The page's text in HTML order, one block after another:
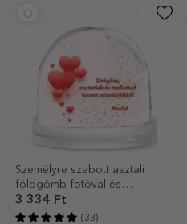
Személyre szabott asztali
földgömb fotóval és
szöveggel – Szerelmi vallomás
3 334 Ft
(33)